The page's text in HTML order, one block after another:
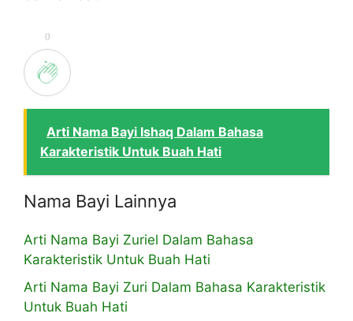
0
Arti Nama Bayi Ishaq Dalam Bahasa
Karakteristik Untuk Buah Hati
Nama Bayi Lainnya
Arti Nama Bayi Zuriel Dalam Bahasa
Karakteristik Untuk Buah Hati
Arti Nama Bayi Zuri Dalam Bahasa Karakteristik
Untuk Buah Hati